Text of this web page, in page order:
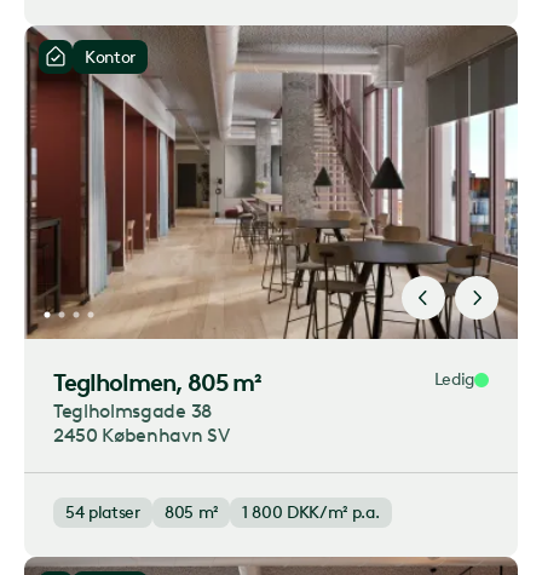
Kontor
Teglholmen, 805 m² Ledig
Teglholmsgade 38
2450 København SV
54 platser 805 m² 1 800 DKK/m² p.a.